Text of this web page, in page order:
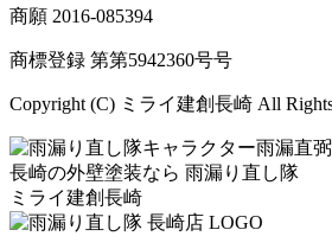
商願 2016-085394
商標登録 第第5942360号号
Copyright (C) ミライ建創長崎 All Rights
長崎の外壁塗装なら 雨漏り直し隊
ミライ建創長崎